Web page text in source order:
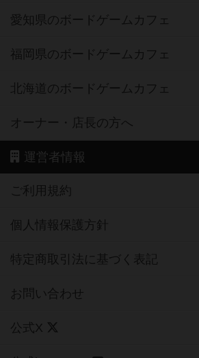
愛知県のボードゲームカフェ
福岡県のボードゲームカフェ
北海道のボードゲームカフェ
オーナー・店長の方へ
運営者情報
ご利用規約
個人情報保護方針
特定商取引法に基づく表記
お問い合わせ
公式X